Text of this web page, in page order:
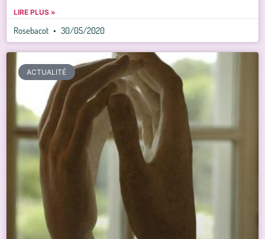
LIRE PLUS »
Rosebacot 30/05/2020
ACTUALITÉ